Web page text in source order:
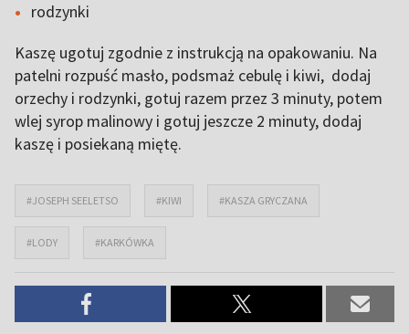
rodzynki
Kaszę ugotuj zgodnie z instrukcją na opakowaniu. Na
patelni rozpuść masło, podsmaż cebulę i kiwi, dodaj
orzechy i rodzynki, gotuj razem przez 3 minuty, potem
wlej syrop malinowy i gotuj jeszcze 2 minuty, dodaj
kaszę i posiekaną miętę.
#JOSEPH SEELETSO #KIWI #KASZA GRYCZANA
#LODY #KARKÓWKA